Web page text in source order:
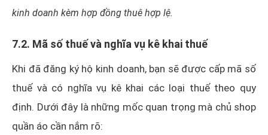
kinh doanh kèm hợp đồng thuê hợp lệ.
7.2. Mã số thuế và nghĩa vụ kê khai thuế
Khi đã đăng ký hộ kinh doanh, bạn sẽ được cấp mã số
thuế và có nghĩa vụ kê khai các loại thuế theo quy
định. Dưới đây là những mốc quan trọng mà chủ shop
quần áo cần nắm rõ: